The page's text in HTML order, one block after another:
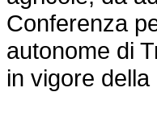
Conferenza
autonome di
in vigore